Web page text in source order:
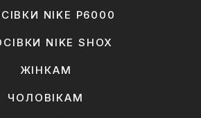
NIKE P6000
NIKE SHOX
ЖІНКАМ
ЧОЛОВІКАМ